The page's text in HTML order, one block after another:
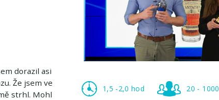
dorazil asi
Že jsem ve
strhl. Mohl
1,5 -2,0 hod 20 - 1000